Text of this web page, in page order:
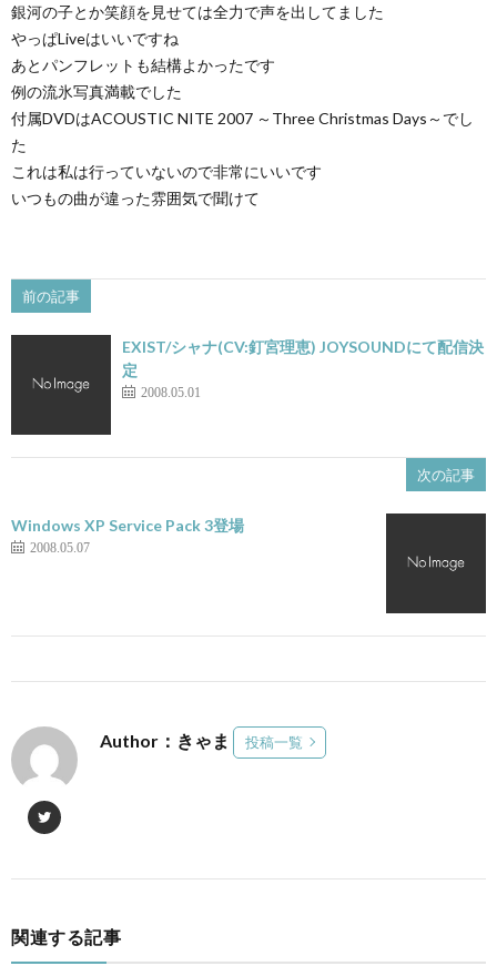
銀河の子とか笑顔を見せては全力で声を出してました
やっぱLiveはいいですね
あとパンフレットも結構よかったです
例の流氷写真満載でした
付属DVDはACOUSTIC NITE 2007 ～Three Christmas Days～でし
た
これは私は行っていないので非常にいいです
いつもの曲が違った雰囲気で聞けて
前の記事
EXIST/シャナ(CV:釘宮理恵) JOYSOUNDにて配信決
定
2008.05.01
次の記事
Windows XP Service Pack 3登場
2008.05.07
Author：きゃま 投稿一覧
関連する記事